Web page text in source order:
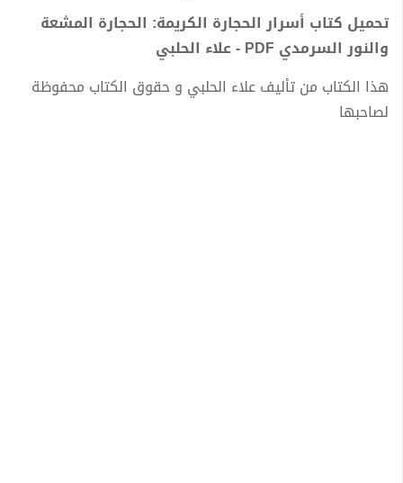
تحميل كتاب أسرار الحجارة الكريمة: الحجارة المشعة
والنور السرمدي PDF - علاء الحلبي
هذا الكتاب من تأليف علاء الحلبي و حقوق الكتاب محفوظة
لصاحبها